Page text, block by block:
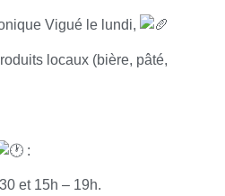
Vigué le lundi,
locaux (bière, pâté,
:
et 15h – 19h.